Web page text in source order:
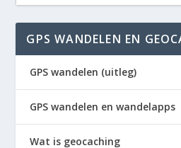
GPS WANDELEN EN
GPS wandelen (uitleg)
GPS wandelen en wandelapps
Wat is geocaching